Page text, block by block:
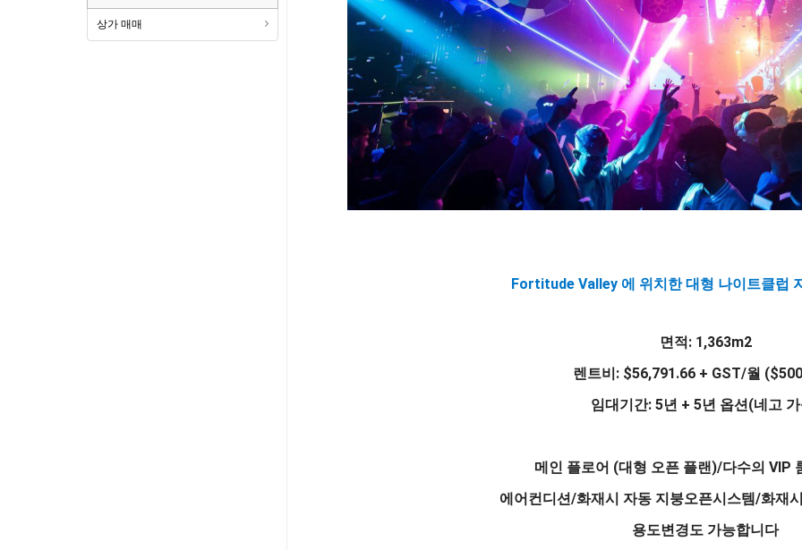
상가 매매
Fortitude Valley 에 위치한 대형 나이트클럽
면적: 1,363m2
렌트비: $56,791.66 + GST/월
임대기간: 5년 + 5년 옵션(네고
메인 플로어 (대형 오픈 플랜)/다수의 VIP
에어컨디션/화재시 자동 지붕오픈시스템/화재
용도변경도 가능합니다